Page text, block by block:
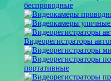
беспроводные
Видеорегистраторы
портативные